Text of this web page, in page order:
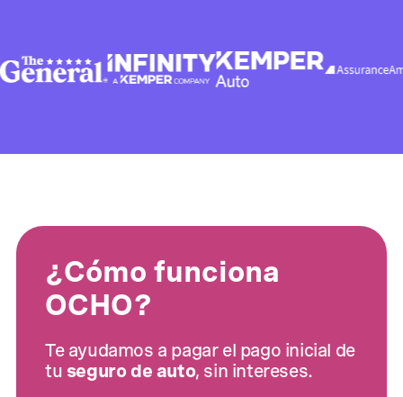
¿Cómo funciona
OCHO?
Te ayudamos a pagar el pago inicial de
tu seguro de auto, sin intereses.